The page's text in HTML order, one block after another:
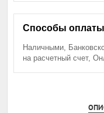
Способы оплаты
Наличными,
на расчетный счет,